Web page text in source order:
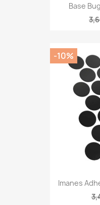
Base
Imanes
-10%